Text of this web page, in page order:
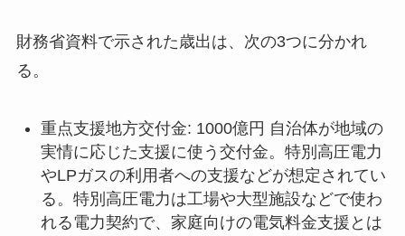
財務省資料で示された歳出は、次の3つに分かれ
る。
重点支援地方交付金: 1000億円 自治体が地域の
実情に応じた支援に使う交付金。特別高圧電力
やLPガスの利用者への支援などが想定されてい
る。特別高圧電力は工場や大型施設などで使わ
れる電力契約で、家庭向けの電気料金支援とは